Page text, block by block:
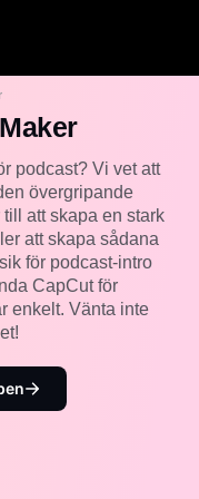
podcast? Vi vet att
övergripande
att skapa en stark
att skapa sådana
för podcast-intro
CapCut för
enkelt. Vänta inte